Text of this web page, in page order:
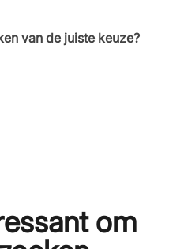
van de juiste keuze?
om